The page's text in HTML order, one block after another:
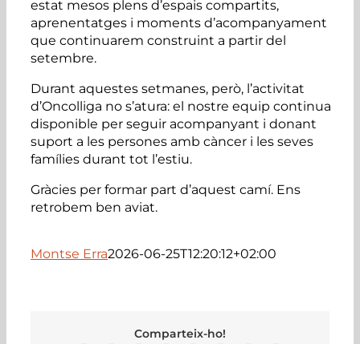
estat mesos plens d’espais compartits,
aprenentatges i moments d’acompanyament
que continuarem construint a partir del
setembre.
Durant aquestes setmanes, però, l’activitat
d’Oncolliga no s’atura: el nostre equip continua
disponible per seguir acompanyant i donant
suport a les persones amb càncer i les seves
famílies durant tot l’estiu.
Gràcies per formar part d’aquest camí. Ens
retrobem ben aviat.
Montse Erra2026-06-25T12:20:12+02:00
Comparteix-ho!